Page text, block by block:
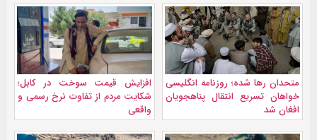
متحدان رها شده؛ روزنامه انگلیسی
خواهان تسریع انتقال پناهجویان
افغان شد
افزایش قیمت سوخت در کابل؛
شکایت مردم از تفاوت نرخ رسمی و
واقعی